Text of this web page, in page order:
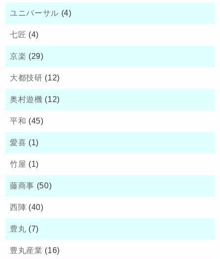
ユニバーサル (4)
七匠 (4)
京楽 (29)
大都技研 (12)
奥村遊機 (12)
平和 (45)
愛喜 (1)
竹屋 (1)
藤商事 (50)
西陣 (40)
豊丸 (7)
豊丸産業 (16)